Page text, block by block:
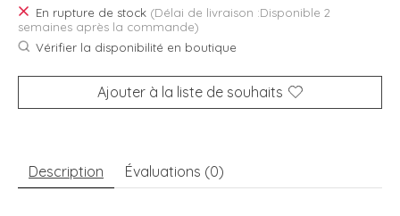
En rupture de stock (Délai de livraison :Disponible 2
semaines après la commande)
Vérifier la disponibilité en boutique
Ajouter à la liste de souhaits
Description Évaluations (0)